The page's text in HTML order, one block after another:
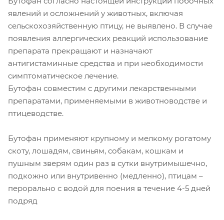
явлений и осложнений у животных, включая
сельскохозяйственную птицу, не выявлено. В случае
появления аллергических реакций использование
препарата прекращают и назначают
антигистаминные средства и при необходимости
симптоматическое лечение.
Бутофан совместим с другими лекарственными
препаратами, применяемыми в животноводстве и
птицеводстве.
Бутофан применяют крупному и мелкому рогатому
скоту, лошадям, свиньям, собакам, кошкам и
пушным зверям один раз в сутки внутримышечно,
подкожно или внутривенно (медленно), птицам –
перорально с водой для поения в течение 4-5 дней
подряд